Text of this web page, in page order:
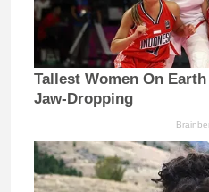
Tallest Women On
Jaw-Dropping